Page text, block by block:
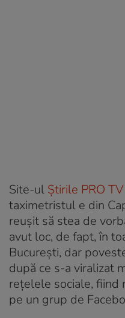
Site-ul Știrile PRO TV
taximetristul e din
reușit să stea de
avut loc, de fapt, în
București, dar
după ce s-a viralizat
rețelele sociale, fiind
pe un grup de